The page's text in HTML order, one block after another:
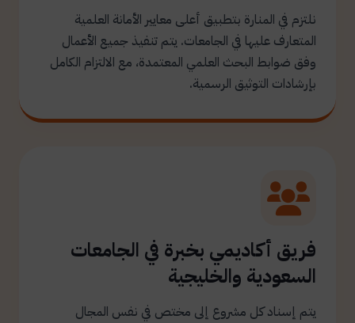
نلتزم في المنارة بتطبيق أعلى معايير الأمانة العلمية
المتعارف عليها في الجامعات. يتم تنفيذ جميع الأعمال
وفق ضوابط البحث العلمي المعتمدة، مع الالتزام الكامل
بإرشادات التوثيق الرسمية.
فريق أكاديمي بخبرة في الجامعات
السعودية والخليجية
يتم إسناد كل مشروع إلى مختص في نفس المجال